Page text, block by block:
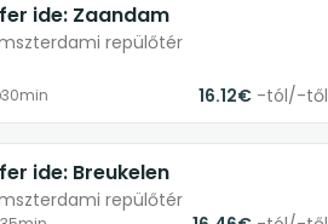
ide: Zaandam
repülőtér
30min 16.12€ -tól/-től
ide: Breukelen
repülőtér